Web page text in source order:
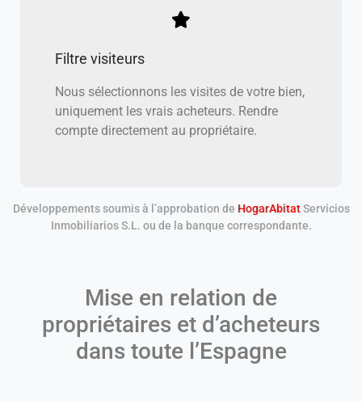
Filtre visiteurs
Nous sélectionnons les visites de votre bien,
uniquement les vrais acheteurs. Rendre
compte directement au propriétaire.
Développements soumis à l’approbation de HogarAbitatServicios
Inmobiliarios S.L. ou de la banque correspondante.
Mise en relation de
propriétaires et d’acheteurs
dans toute l’Espagne